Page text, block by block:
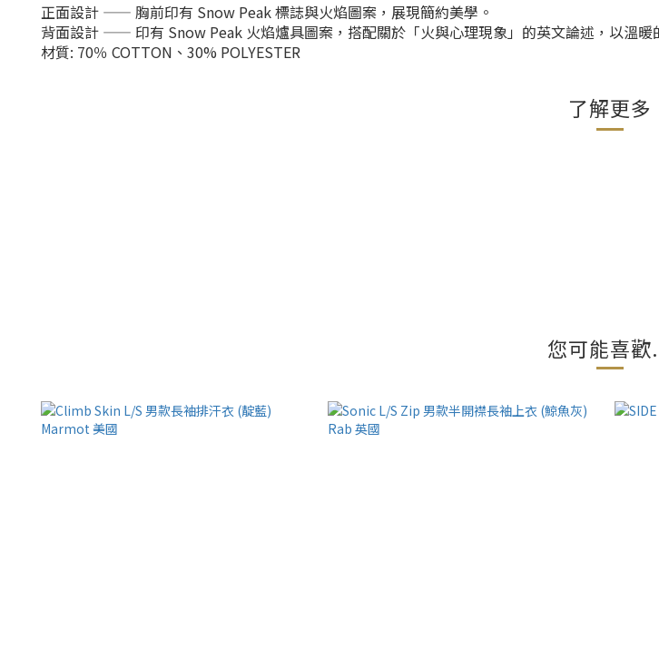
正面設計 —— 胸前印有 Snow Peak 標誌與火焰圖案，展現簡約美學。
背面設計 —— 印有 Snow Peak 火焰爐具圖案，搭配關於「火與心理現象」的英文論述，以溫暖
材質: 70％ COTTON、30% POLYESTER
了解更多
您可能喜歡